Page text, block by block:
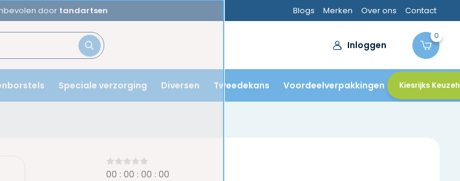
door tandartsen Blogs Merken Over ons Contact
Inloggen
0
Speciale verzorging Diversen Tweedekans Voordeelverpakkingen Kiesrijks
00 :00 :00 :00